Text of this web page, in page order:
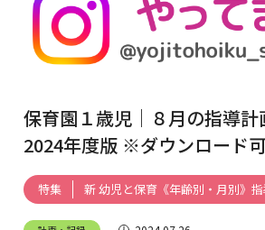
保育園１歳児｜８月の指導計
2024年度版 ※ダウンロード
特集 新 幼児と保育《年齢別・月別》